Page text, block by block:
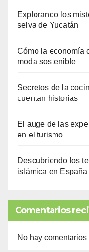
Explorando los
selva de Yucatán
Cómo la economía
moda sostenible
Secretos de la
cuentan historias
El auge de las
en el turismo
Descubriendo los
islámica en España
Comentarios
No hay comentarios